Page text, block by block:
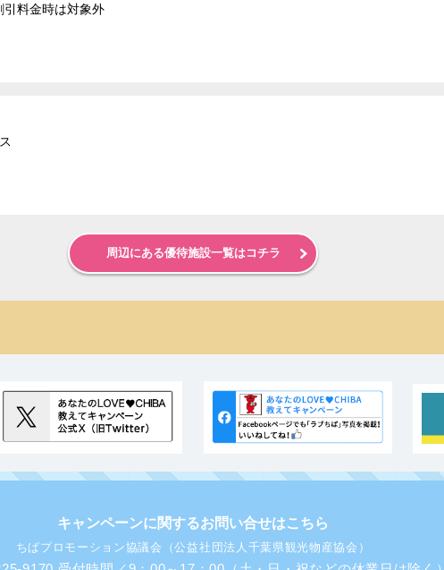
料金時は対象外
周辺にある優待施設一覧はコチラ
キャンペーンに関するお問い合せはこちら
ちばプロモーション協議会（公益社団法人千葉県観光物産協会）